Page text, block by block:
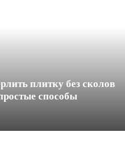
плитку без сколов
способы